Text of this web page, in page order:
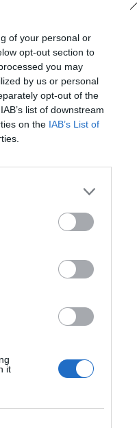
of your personal or
opt-out section to
you may
by us or personal
opt-out of the
list of downstream
on the IAB’s List of
it
SEGUICI SUI SOCIAL
PIETRO MALERBA
-
Gianfranco
Clementina
Marian Jasik
-
Teresa Squicciarini
Clementina
Riccardo Basile
-
-
Anthony Napoli
-
Gianfranco